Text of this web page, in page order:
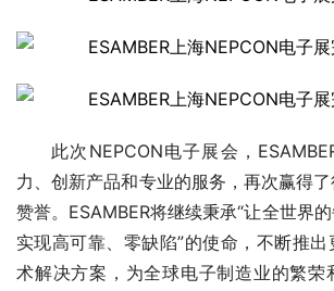
此次NEPCON电子展会，
力、创新产品和专业的服务，再次赢得
赞誉。ESAMBER将继续秉承“让全世界
实现高可靠、零缺陷”的使命，不断推
术解决方案，为全球电子制造业的繁荣